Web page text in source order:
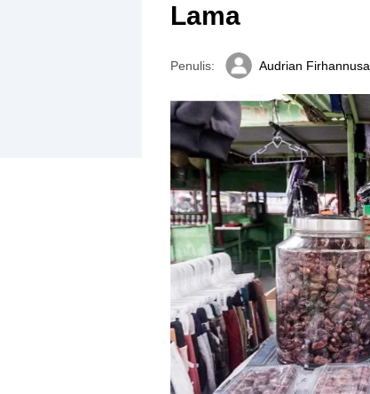
Lama
Penulis: Audrian Firhannusa